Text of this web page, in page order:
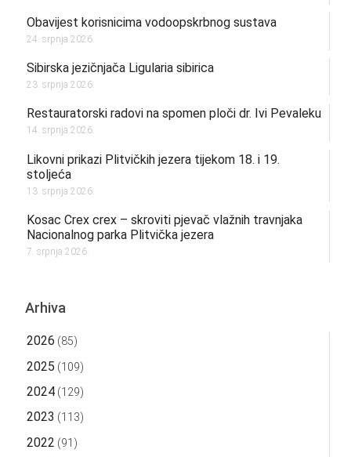
Obavijest korisnicima vodoopskrbnog sustava
24. srpnja 2026.
Sibirska jezičnjača Ligularia sibirica
23. srpnja 2026.
Restauratorski radovi na spomen ploči dr. Ivi Pevaleku
14. srpnja 2026.
Likovni prikazi Plitvičkih jezera tijekom 18. i 19.
stoljeća
13. srpnja 2026.
Kosac Crex crex – skroviti pjevač vlažnih travnjaka
Nacionalnog parka Plitvička jezera
7. srpnja 2026.
Arhiva
2026 (85)
2025 (109)
2024(129)
2023 (113)
2022 (91)